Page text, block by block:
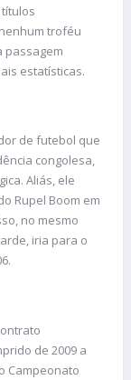
troféu
passagem
estatísticas.
de futebol que
congolesa,
Aliás, ele
Rupel Boom em
no mesmo
iria para o
de 2009 a
Campeonato